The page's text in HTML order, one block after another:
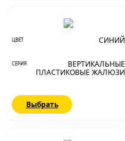
ЦВЕТ СИНИЙ
СЕРИЯ
ВЕРТИКАЛЬНЫЕ
ПЛАСТИКОВЫЕ ЖАЛЮЗИ
Выбрать